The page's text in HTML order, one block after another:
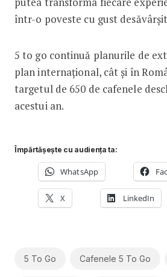
într-o poveste cu gust
5 to go continuă planurile de
plan internațional, cât și în
targetul de 650 de cafenele
acestui an.
Împărtășește cu audiența ta:
WhatsApp
X LinkedIn
5 To Go Cafenele 5 To Go